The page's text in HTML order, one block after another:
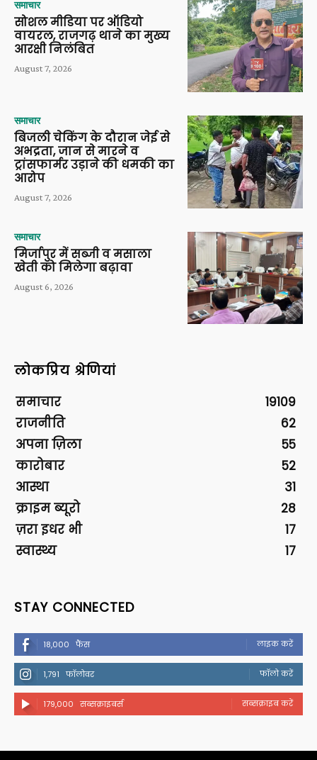
समाचार
सोशल मीडिया पर ऑडियो
वायरल, राजगढ़ थाने का मुख्य
आरक्षी निलंबित
August 7, 2026
समाचार
बिजली चेकिंग के दौरान जेई से
अभद्रता, जान से मारने व
ट्रांसफार्मर उड़ाने की धमकी का
आरोप
August 7, 2026
समाचार
मिर्जापुर में सब्जी व मसाला
खेती को मिलेगा बढ़ावा
August 6, 2026
लोकप्रिय श्रेणियां
समाचार
19109
राजनीति
62
अपना ज़िला
55
कारोबार
52
आस्था
31
क्राइम ब्यूरो
28
ज़रा इधर भी
17
स्वास्थ्य
17
STAY CONNECTED
18,000 फैंस लाइक करें
1,791 फॉलोवर फॉलो करें
179,000 सब्सक्राइबर्स सब्सक्राइब करें